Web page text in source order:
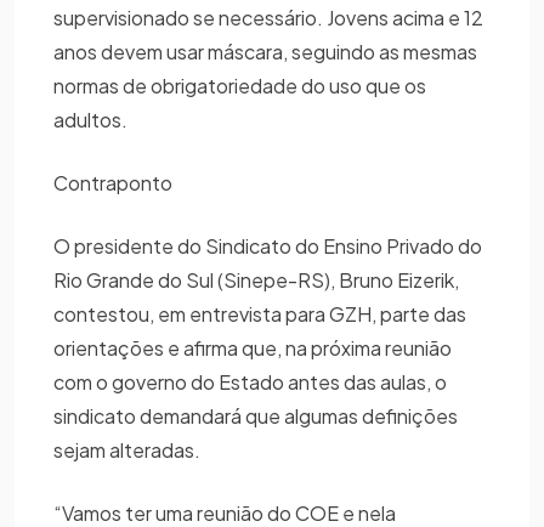
supervisionado se necessário. Jovens acima e 12
anos devem usar máscara, seguindo as mesmas
normas de obrigatoriedade do uso que os
adultos.
Contraponto
O presidente do Sindicato do Ensino Privado do
Rio Grande do Sul (Sinepe-RS), Bruno Eizerik,
contestou, em entrevista para GZH, parte das
orientações e afirma que, na próxima reunião
com o governo do Estado antes das aulas, o
sindicato demandará que algumas definições
sejam alteradas.
“Vamos ter uma reunião do COE e nela